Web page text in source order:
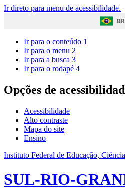
Ir direto para menu de acessibilidade.
Ir para o conteúdo 1
Ir para o menu 2
Ir para a busca 3
Ir para o rodapé 4
Opções de
Acessibilidade
Alto contraste
Mapa do site
Ensino
Instituto Federal de Educação,
SUL-RIO-